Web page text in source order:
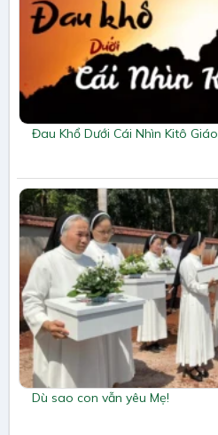
Đau Khổ Dưới Cái Nhìn Kitô Giáo
Dù sao con vẫn yêu Mẹ!